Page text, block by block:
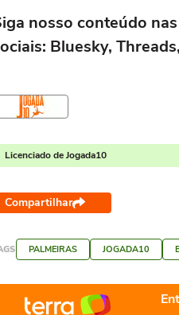
nosso conteúdo
Bluesky,
Licenciado de Jogada10
Compartilhar
PALMEIRAS JOGADA10